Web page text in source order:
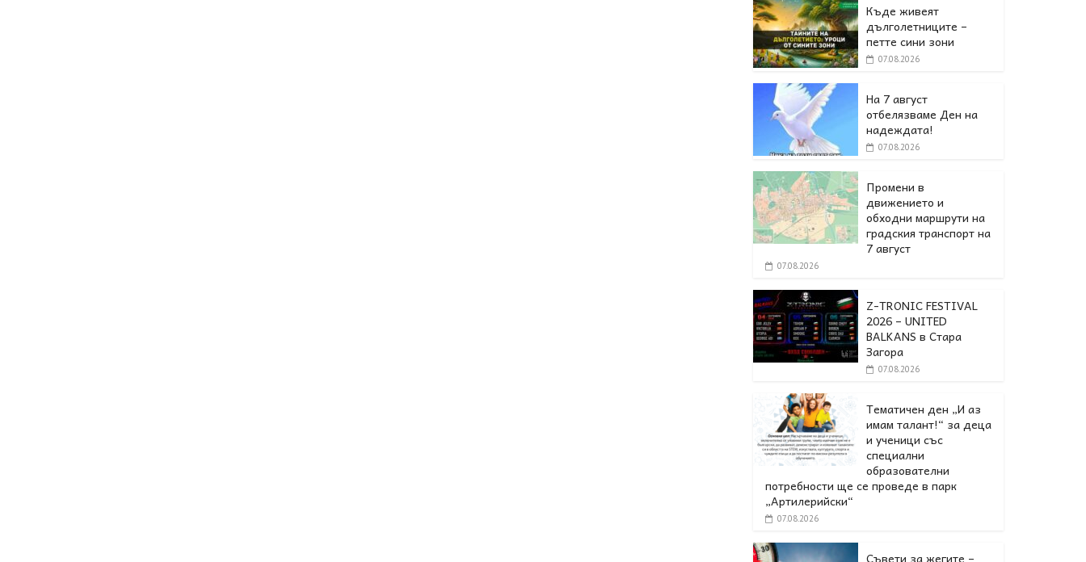
Къде живеят
дълголетниците –
петте сини зони
07.08.2026
На 7 август
отбелязваме Ден на
надеждата!
07.08.2026
Промени в
движението и
обходни маршрути на
градския транспорт на
7 август
07.08.2026
Z-TRONIC FESTIVAL
2026 – UNITED
BALKANS в Стара
Загора
07.08.2026
Тематичен ден „И аз
имам талант!“ за деца
и ученици със
специални
образователни
потребности ще се проведе в парк
„Артилерийски“
07.08.2026
Съвети за жегите –